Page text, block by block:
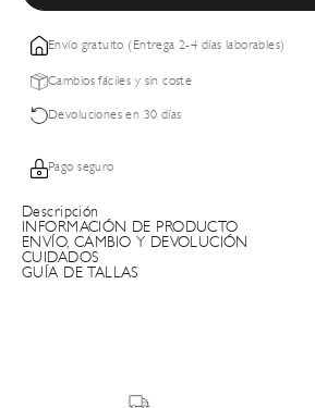
Envío gratuito (Entrega 2-4 días laborables)
Cambios fáciles y sin coste
Devoluciones en 30 días
Pago seguro
Descripción
INFORMACIÓN DE PRODUCTO
ENVÍO, CAMBIO Y DEVOLUCIÓN
CUIDADOS
GUÍA DE TALLAS